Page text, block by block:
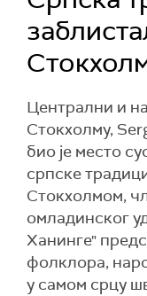
Централни и
Стокхолму,
био је место
српске
Стокхолмом,
омладинског
Ханинге"
фолклора,
у самом срцу